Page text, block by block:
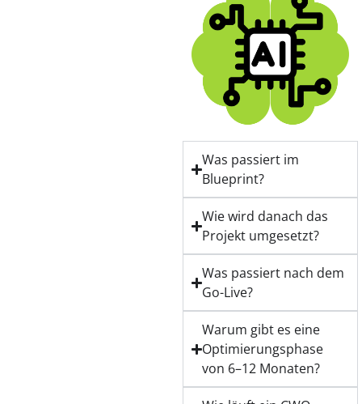
Was passiert im
Blueprint?
Wie wird danach das
Projekt umgesetzt?
Was passiert nach dem
Go-Live?
Warum gibt es eine
Optimierungsphase
von 6–12 Monaten?